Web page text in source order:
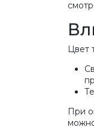
Цвет
При